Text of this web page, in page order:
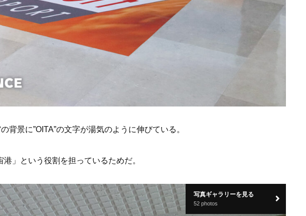
景に”OITA”の文字が湯気のように伸びている。
」という役割を担っているためだ。
写真ギャラリーを見る
52 photos